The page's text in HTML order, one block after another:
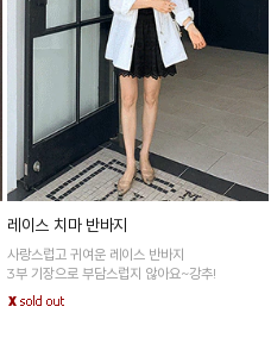
레이스 치마 반바지
사랑스럽고 귀여운 레이스 반바지
3부 기장으로 부담스럽지 않아요~강추!